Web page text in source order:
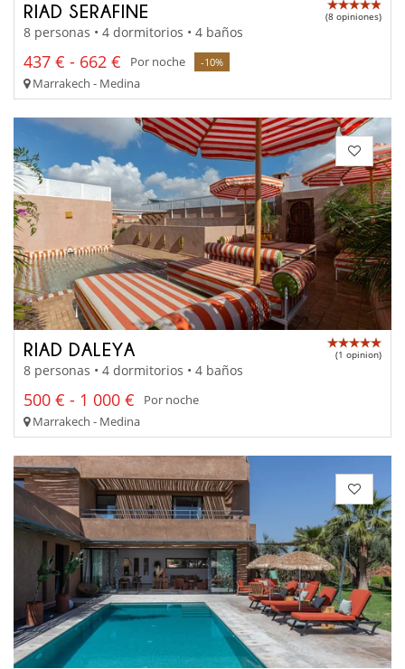
RIAD SERAFINE (8 opiniones)
8 personas • 4 dormitorios • 4 baños
437 € - 662 € Por noche -10%
Marrakech - Medina
RIAD DALEYA (1 opinion)
8 personas • 4 dormitorios • 4 baños
500 € - 1 000 €
Por noche
Marrakech - Medina